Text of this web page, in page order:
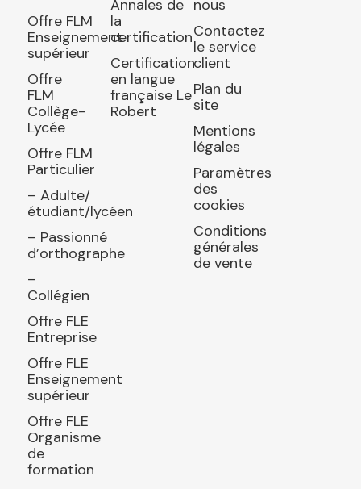
Offre FLM
Enseignement
supérieur
Offre
FLM
Collège-
Lycée
Offre FLM
Particulier
– Adulte/
étudiant/lycéen
– Passionné
d’orthographe
–
Collégien
Offre FLE
Entreprise
Offre FLE
Enseignement
supérieur
Offre FLE
Organisme
de
formation
Annales de
la
certification
Certification
en langue
française Le
Robert
nous
Contactez
le service
client
Plan du
site
Mentions
légales
Paramètres
des
cookies
Conditions
générales
de vente